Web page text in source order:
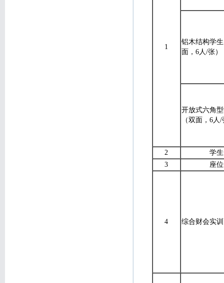
1
铝木结构学
面，6人/张）
开放式六角
（双面，6人
2
学
3
座
4 综合财会实